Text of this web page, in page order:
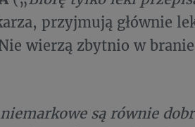
przyjmują głównie
wierzą zbytnio w
są równie